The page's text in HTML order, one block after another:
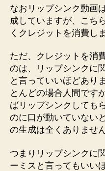
なおリップシンク動画
成していますが、こち
くクレジットを消費しま
ただ、クレジットを消
のは、リップシンクに
と言っていいほどあり
とんどの場合人間です
ばリップシンクしても
のに口が動いていない
の生成は全くありませ
つまりリップシンクに
ーミスと言ってもいい